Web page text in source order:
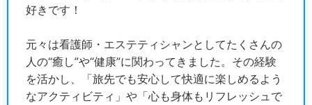
好きです！
元々は看護師・エステティシャンとしてたくさんの
人の“癒し”や“健康”に関わってきました。その経験
を活かし、「旅先でも安心して快適に楽しめるよう
なアクティビティ」や「心も身体もリフレッシュで